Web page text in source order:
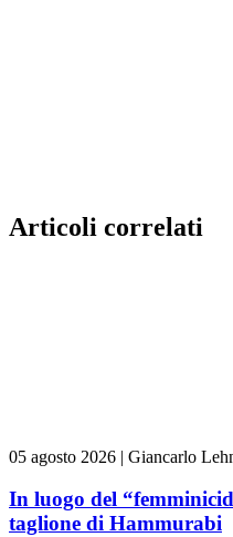
Articoli correlati
05 agosto 2026 | Giancarlo
In luogo del
taglione di Hammurabi